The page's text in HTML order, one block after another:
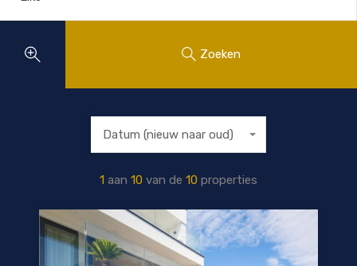
Zoeken
1 aan 10 van de 10 properties
Datum (nieuw naar oud)